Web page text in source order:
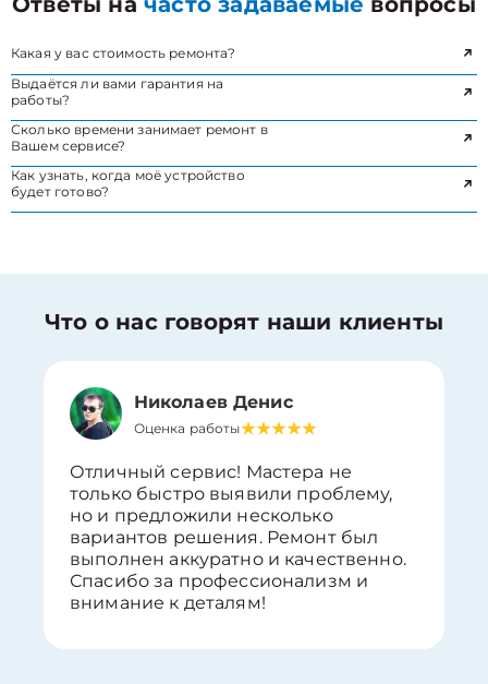
Какая у вас стоимость ремонта?
Выдаётся ли вами гарантия на
работы?
Сколько времени занимает ремонт в
Вашем сервисе?
Как узнать, когда моё устройство
будет готово?
Что о нас говорят наши клиенты
Николаев Денис
Оценка работы
Отличный сервис! Мастера не
только быстро выявили проблему,
но и предложили несколько
вариантов решения. Ремонт был
выполнен аккуратно и качественно.
Спасибо за профессионализм и
внимание к деталям!